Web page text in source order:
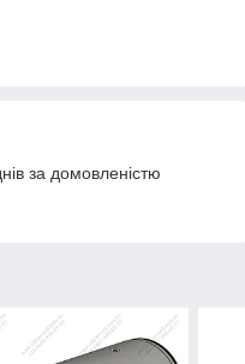
за домовленістю